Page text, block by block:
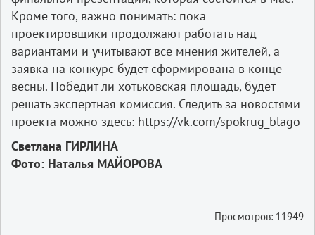
Кроме того, важно понимать: пока
проектировщики продолжают работать над
вариантами и учитывают все мнения жителей, а
заявка на конкурс будет сформирована в конце
весны. Победит ли хотьковская площадь, будет
решать экспертная комиссия. Следить за новостями
проекта можно здесь: https://vk.com/spokrug_blago
Светлана ГИРЛИНА
Фото: Наталья МАЙОРОВА
Просмотров: 11949